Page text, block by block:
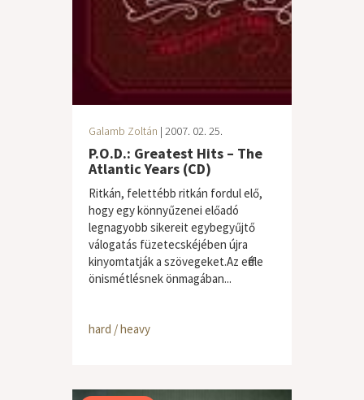
Galamb Zoltán | 2007. 02. 25.
P.O.D.: Greatest Hits – The
Atlantic Years (CD)
Ritkán, felettébb ritkán fordul elő,
hogy egy könnyűzenei előadó
legnagyobb sikereit egybegyűjtő
válogatás füzetecskéjében újra
kinyomtatják a szövegeket.Az efféle
önismétlésnek önmagában...
hard / heavy